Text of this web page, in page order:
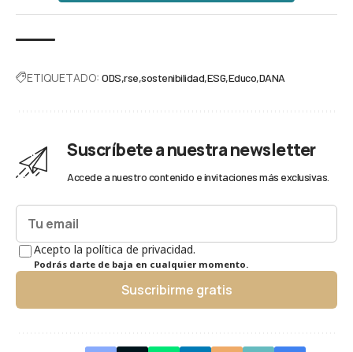
ETIQUETADO: ODS rse sostenibilidad ESG Educo DANA
Suscríbete a nuestra newsletter
Accede a nuestro contenido e invitaciones más exclusivas.
Acepto la política de privacidad.
Podrás darte de baja en cualquier momento.
Suscribirme gratis